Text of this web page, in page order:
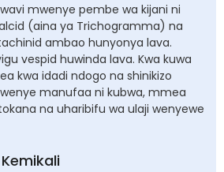
mwenye pembe wa kijani ni
(aina ya Trichogramma) na
ambao hunyonya lava.
vespid huwinda lava. Kwa kuwa
kwa idadi ndogo na shinikizo
manufaa ni kubwa, mmea
na uharibifu wa ulaji wenyewe